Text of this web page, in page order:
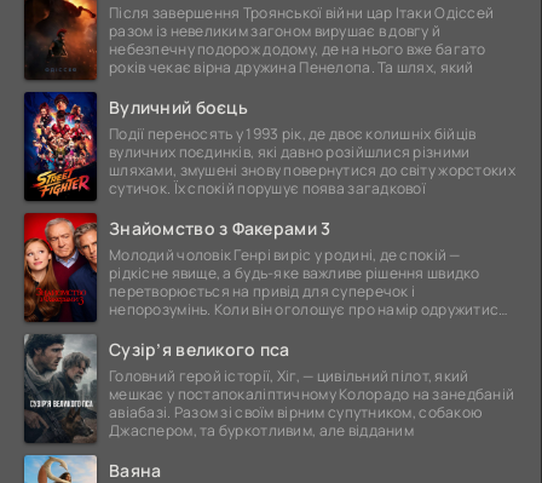
Після завершення Троянської війни цар Ітаки Одіссей
разом із невеликим загоном вирушає в довгу й
небезпечну подорож додому, де на нього вже багато
років чекає вірна дружина Пенелопа. Та шлях, який
Вуличний боєць
Події переносять у 1993 рік, де двоє колишніх бійців
вуличних поєдинків, які давно розійшлися різними
шляхами, змушені знову повернутися до світу жорстоких
сутичок. Їх спокій порушує поява загадкової
Знайомство з Факерами 3
Молодий чоловік Генрі виріс у родині, де спокій —
рідкісне явище, а будь-яке важливе рішення швидко
перетворюється на привід для суперечок і
непорозумінь. Коли він оголошує про намір одружитися,
Сузір’я великого пса
Головний герой історії, Хіг, — цивільний пілот, який
мешкає у постапокаліптичному Колорадо на занедбаній
авіабазі. Разом зі своїм вірним супутником, собакою
Джаспером, та буркотливим, але відданим
Ваяна